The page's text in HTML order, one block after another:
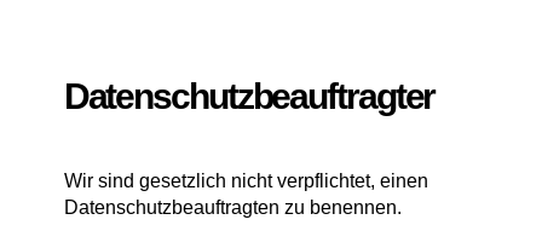
Datenschutzbeauftragter
Wir sind gesetzlich nicht verpflichtet, einen
Datenschutzbeauftragten zu benennen.